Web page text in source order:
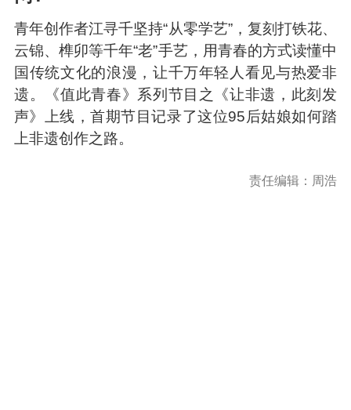
青年创作者江寻千坚持“从零学艺”，复刻打铁花、
云锦、榫卯等千年“老”手艺，用青春的方式读懂中
国传统文化的浪漫，让千万年轻人看见与热爱非
遗。《值此青春》系列节目之《让非遗，此刻发
声》上线，首期节目记录了这位95后姑娘如何踏
上非遗创作之路。
责任编辑：周浩